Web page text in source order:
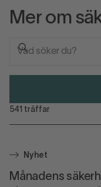
Mer om
541 träffar
Nyhet
Månadens